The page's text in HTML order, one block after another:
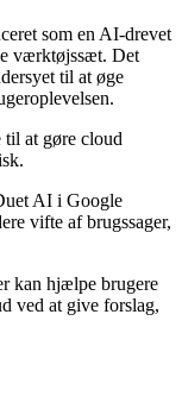
som en AI-drevet
værktøjssæt. Det
til at øge
til at gøre cloud
AI i Google
vifte af brugssager,
kan hjælpe brugere
ved at give forslag,